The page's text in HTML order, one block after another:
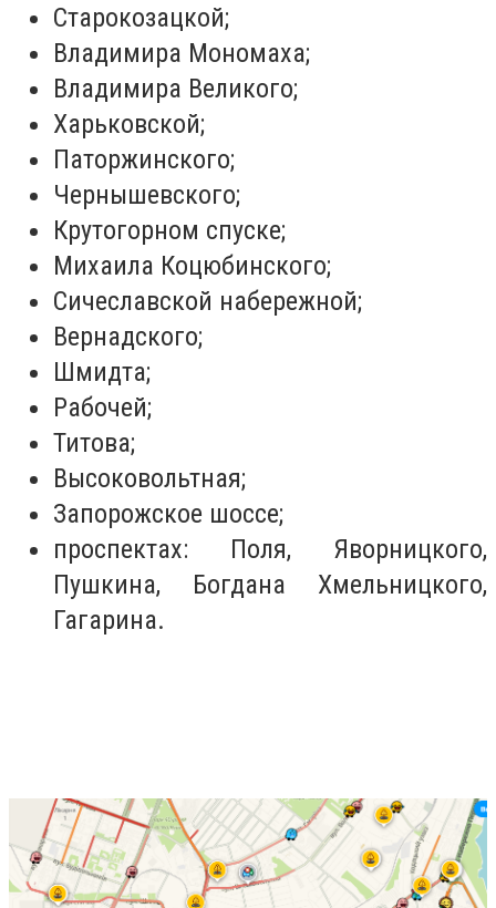
Старокозацкой;
Владимира Мономаха;
Владимира Великого;
Харьковской;
Паторжинского;
Чернышевского;
Крутогорном спуске;
Михаила Коцюбинского;
Сичеславской набережной;
Вернадского;
Шмидта;
Рабочей;
Титова;
Высоковольтная;
Запорожское шоссе;
проспектах: Поля, Яворницкого,
Пушкина, Богдана Хмельницкого,
Гагарина.